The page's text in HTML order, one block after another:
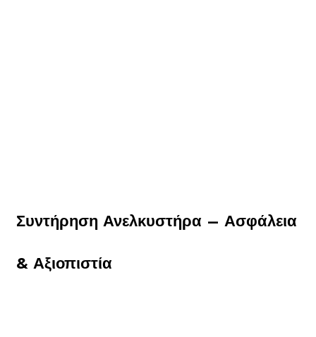
Συντήρηση Ανελκυστήρα – Ασφάλεια
& Αξιοπιστία